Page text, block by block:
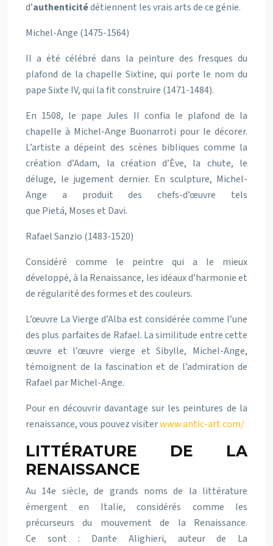
d’authenticitédétiennent les vrais arts de ce génie.
Michel-Ange (1475-1564)
Il a été célébré dans la peinture des fresques du
plafond de la chapelle Sixtine, qui porte le nom du
pape Sixte IV, qui la fit construire (1471-1484).
En 1508, le pape Jules II confia le plafond de la
chapelle à Michel-Ange Buonarroti pour le décorer.
L’artiste a dépeint des scènes bibliques comme la
création d’Adam, la création d’Ève, la chute, le
déluge, le jugement dernier. En sculpture, Michel-
Ange a produit des chefs-d’œuvre tels
que Pietá, Moses et Davi.
Rafael Sanzio (1483-1520)
Considéré comme le peintre qui a le mieux
développé, à la Renaissance, les idéaux d’harmonie et
de régularité des formes et des couleurs.
L’œuvre La Vierge d’Alba est considérée comme l’une
des plus parfaites de Rafael. La similitude entre cette
œuvre et l’œuvre vierge et Sibylle, Michel-Ange,
témoignent de la fascination et de l’admiration de
Rafael par Michel-Ange.
Pour en découvrir davantage sur les peintures de la
renaissance, vous pouvez visiterwww.antic-art.com/
LITTÉRATURE DE LA
RENAISSANCE
Au 14e siècle, de grands noms de la littérature
émergent en Italie, considérés comme les
précurseurs du mouvement de la Renaissance.
Ce sont : Dante Alighieri, auteur de La